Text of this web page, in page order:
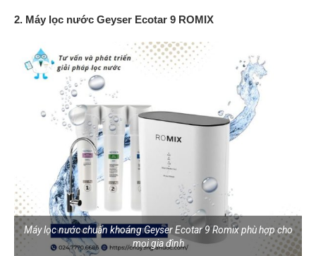
2. Máy lọc nước Geyser Ecotar 9 ROMIX
Máy lọc nước chuẩn khoáng Geyser Ecotar 9 Romix phù hợp cho
mọi gia đình